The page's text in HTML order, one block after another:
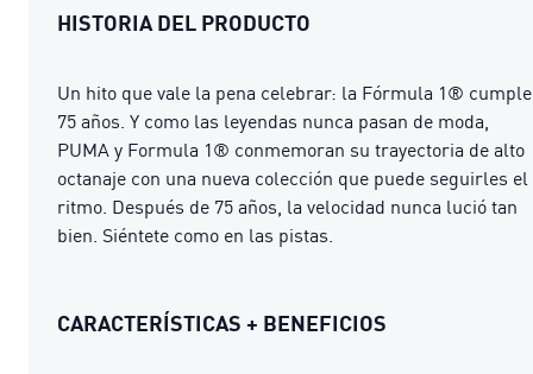
HISTORIA DEL PRODUCTO
Un hito que vale la pena celebrar: la Fórmula 1® cumple
75 años. Y como las leyendas nunca pasan de moda,
PUMA y Formula 1® conmemoran su trayectoria de alto
octanaje con una nueva colección que puede seguirles el
ritmo. Después de 75 años, la velocidad nunca lució tan
bien. Siéntete como en las pistas.
CARACTERÍSTICAS + BENEFICIOS